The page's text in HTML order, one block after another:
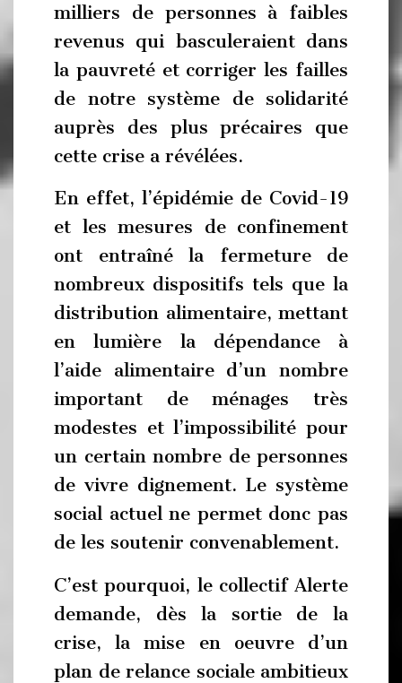
milliers de personnes à faibles
revenus qui basculeraient dans
la pauvreté et corriger les failles
de notre système de solidarité
auprès des plus précaires que
cette crise a révélées.
En effet, l’épidémie de Covid-19
et les mesures de confinement
ont entraîné la fermeture de
nombreux dispositifs tels que la
distribution alimentaire, mettant
en lumière la dépendance à
l’aide alimentaire d’un nombre
important de ménages très
modestes et l’impossibilité pour
un certain nombre de personnes
de vivre dignement. Le système
social actuel ne permet donc pas
de les soutenir convenablement.
C’est pourquoi, le collectif Alerte
demande, dès la sortie de la
crise, la mise en oeuvre d’un
plan de relance sociale ambitieux